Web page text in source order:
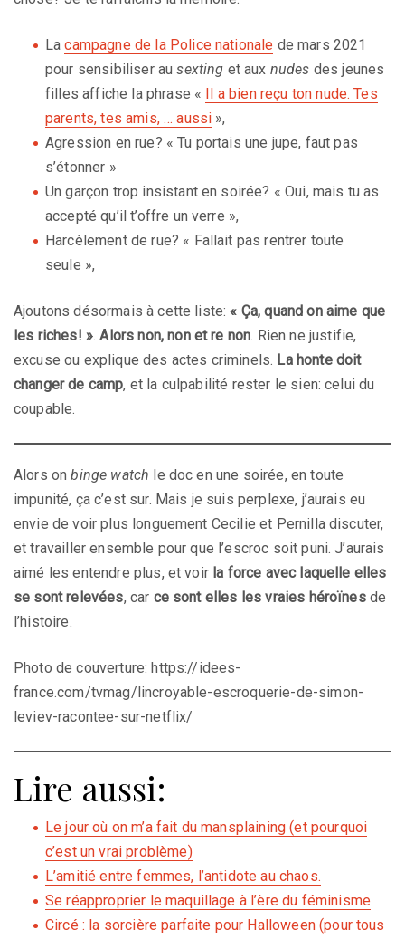
Lacampagne de la Police nationale de mars 2021
pour sensibiliser ausexting et aux nudes des jeunes
filles affiche la phrase « Il a bien reçu ton nude. Tes
parents, tes amis, … aussi »,
Agression en rue? « Tu portais une jupe, faut pas
s’étonner »
Un garçon trop insistant en soirée? « Oui, mais tu as
accepté qu’il t’offre un verre »,
Harcèlement de rue? « Fallait pas rentrer toute
seule »,
Ajoutons désormais à cette liste:« Ça, quand on aime que
les riches! ».Alors non, non et re non. Rien ne justifie,
excuse ou explique des actes criminels. La honte doit
changer de camp, et la culpabilité rester le sien: celui du
coupable.
Alors onbinge watch le doc en une soirée, en toute
impunité, ça c’est sur. Mais je suis perplexe, j’aurais eu
envie de voir plus longuement Cecilie et Pernilla discuter,
et travailler ensemble pour que l’escroc soit puni. J’aurais
aimé les entendre plus, et voir la force avec laquelle elles
se sont relevées, car ce sont elles les vraies héroïnesde
l’histoire.
Photo de couverture: https://idees-
france.com/tvmag/lincroyable-escroquerie-de-simon-
leviev-racontee-sur-netflix/
Lire aussi:
Le jour où on m’a fait du mansplaining (et pourquoi
c’est un vrai problème)
L’amitié entre femmes, l’antidote au chaos.
Se réapproprier le maquillage à l’ère du féminisme
Circé : la sorcière parfaite pour Halloween (pour tous